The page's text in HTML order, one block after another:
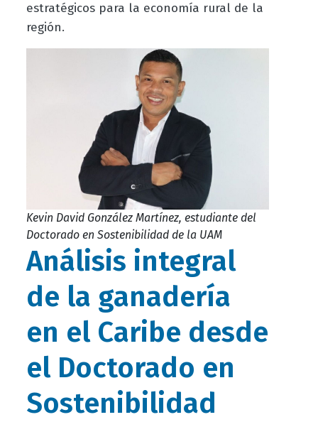
estratégicos para la economía rural de la
región.
Kevin David González Martínez, estudiante del
Doctorado en Sostenibilidad de la UAM
Análisis integral
de la ganadería
en el Caribe desde
el Doctorado en
Sostenibilidad